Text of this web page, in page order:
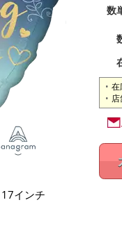
インチ
数
在